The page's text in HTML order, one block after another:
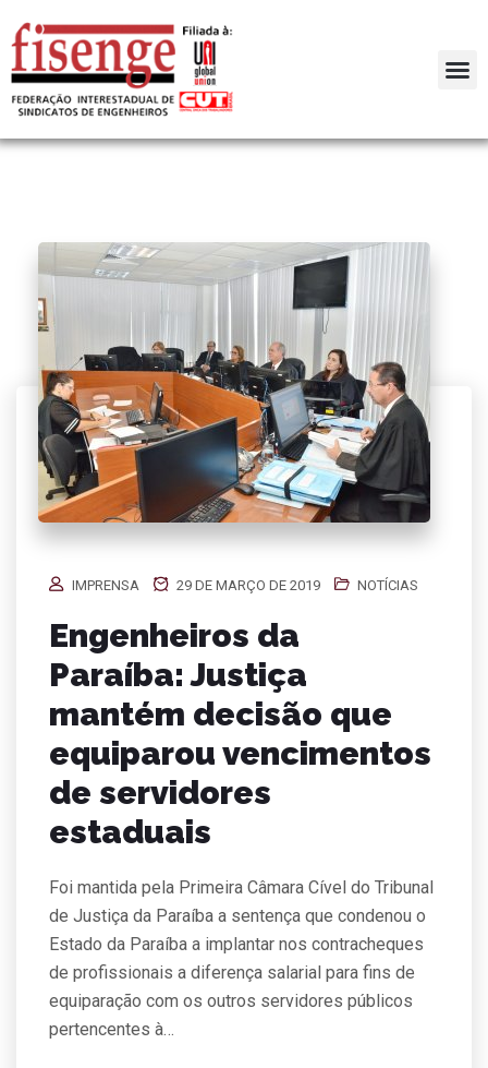
IMPRENSA 29 DE MARÇO DE 2019 NOTÍCIAS
Engenheiros da
Paraíba: Justiça
mantém decisão que
equiparou vencimentos
de servidores
estaduais
Foi mantida pela Primeira Câmara Cível do Tribunal
de Justiça da Paraíba a sentença que condenou o
Estado da Paraíba a implantar nos contracheques
de profissionais a diferença salarial para fins de
equiparação com os outros servidores públicos
pertencentes à…